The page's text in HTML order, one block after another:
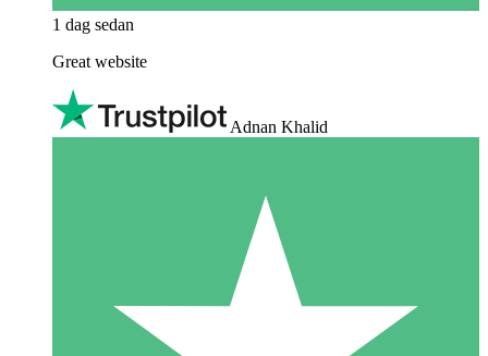
1 dag sedan
Great website
Adnan Khalid